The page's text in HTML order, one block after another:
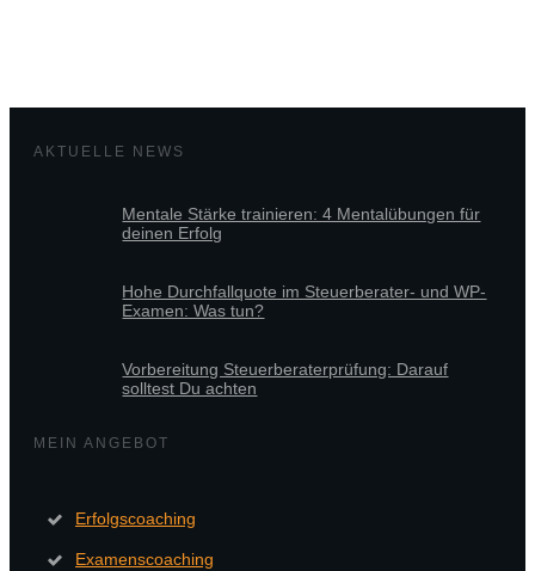
AKTUELLE NEWS
Mentale Stärke trainieren: 4 Mentalübungen für
deinen Erfolg
Hohe Durchfallquote im Steuerberater- und WP-
Examen: Was tun?
Vorbereitung Steuerberaterprüfung: Darauf
solltest Du achten
MEIN ANGEBOT
Erfolgscoaching
Examenscoaching